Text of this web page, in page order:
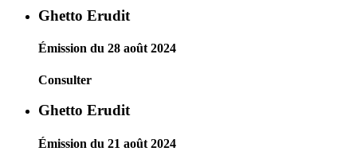
Ghetto Erudit
Émission du 28 août 2024
Consulter
Ghetto Erudit
Émission du 21 août 2024